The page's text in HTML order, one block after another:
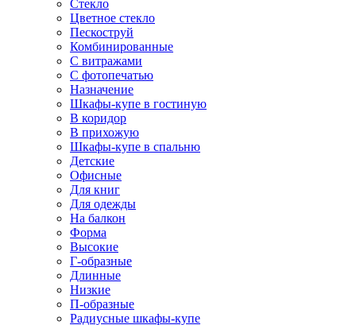
Стекло
Цветное стекло
Пескоструй
Комбинированные
С витражами
С фотопечатью
Назначение
Шкафы-купе в гостиную
В коридор
В прихожую
Шкафы-купе в спальню
Детские
Офисные
Для книг
Для одежды
На балкон
Форма
Высокие
Г-образные
Длинные
Низкие
П-образные
Радиусные шкафы-купе